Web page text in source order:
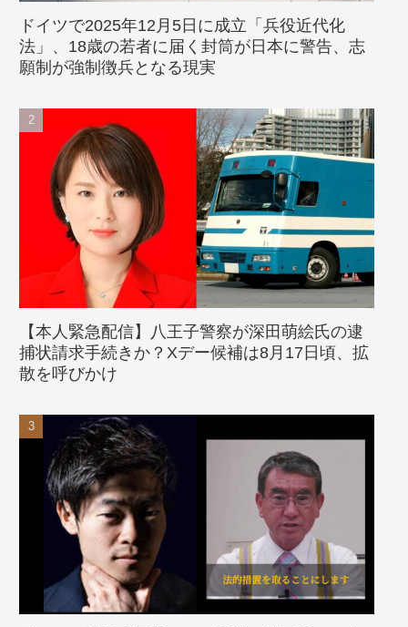
ドイツで2025年12月5日に成立「兵役近代化
法」、18歳の若者に届く封筒が日本に警告、志
願制が強制徴兵となる現実
【本人緊急配信】八王子警察が深田萌絵氏の逮
捕状請求手続きか？Xデー候補は8月17日頃、拡
散を呼びかけ